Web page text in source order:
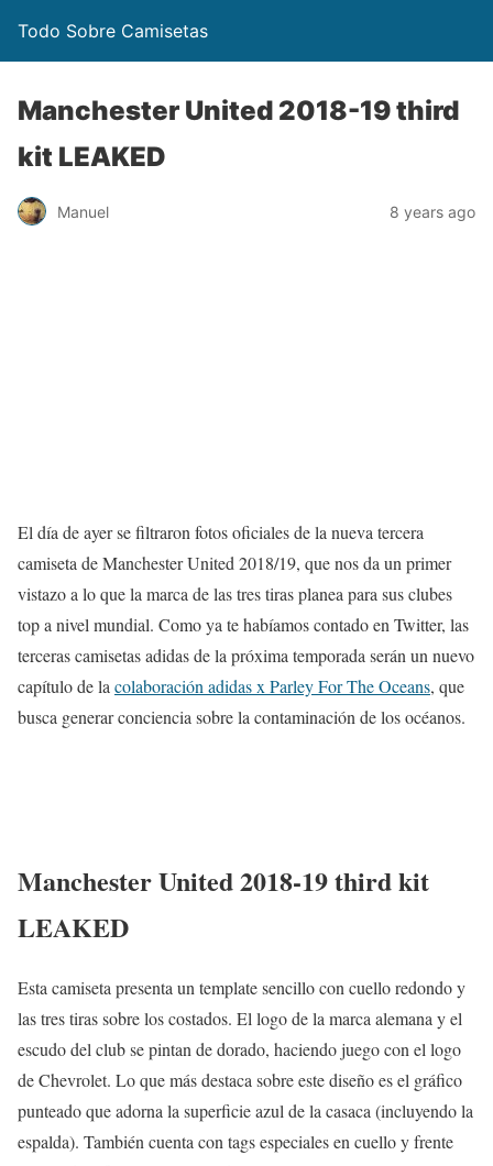
Todo Sobre Camisetas
Manchester United 2018-19 third
kit LEAKED
Manuel 8 years ago
El día de ayer se filtraron fotos oficiales de la nueva tercera
camiseta de Manchester United 2018/19, que nos da un primer
vistazo a lo que la marca de las tres tiras planea para sus clubes
top a nivel mundial. Como ya te habíamos contado en Twitter, las
terceras camisetas adidas de la próxima temporada serán un nuevo
capítulo de la colaboración adidas x Parley For The Oceans, que
busca generar conciencia sobre la contaminación de los océanos.
Manchester United 2018-19 third kit
LEAKED
Esta camiseta presenta un template sencillo con cuello redondo y
las tres tiras sobre los costados. El logo de la marca alemana y el
escudo del club se pintan de dorado, haciendo juego con el logo
de Chevrolet. Lo que más destaca sobre este diseño es el gráfico
punteado que adorna la superficie azul de la casaca (incluyendo la
espalda). También cuenta con tags especiales en cuello y frente